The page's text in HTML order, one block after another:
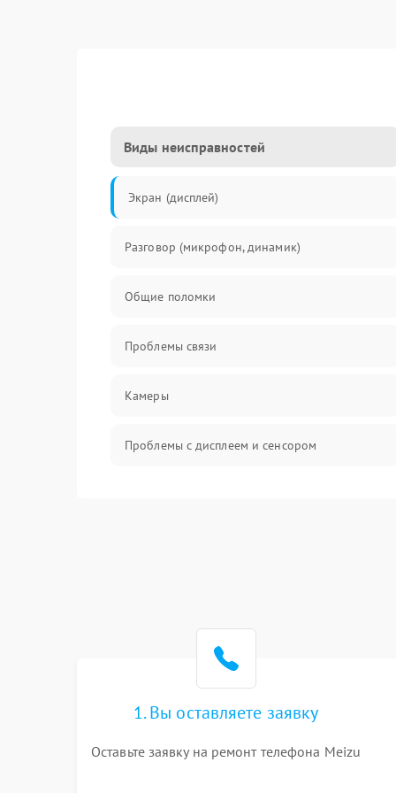
Виды неисправностей
Экран (дисплей)
Разговор (микрофон, динамик)
Общие поломки
Проблемы связи
Камеры
Проблемы с дисплеем и сенсором
1. Вы оставляете заявку
Оставьте заявку на ремонт телефона Meizu